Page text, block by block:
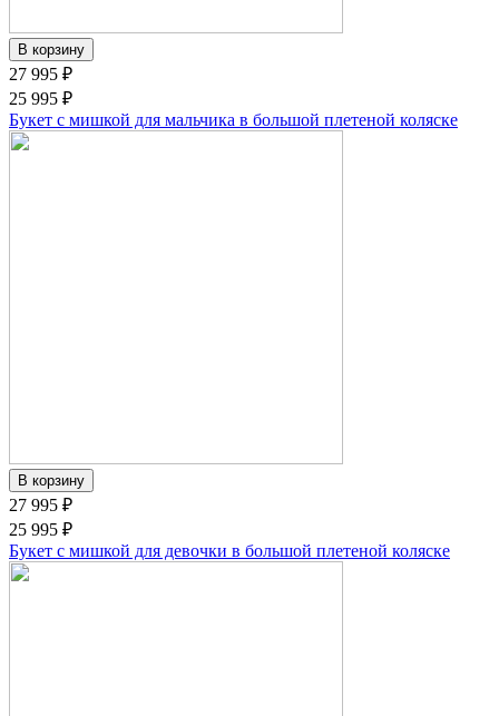
27 995 ₽
25 995 ₽
Букет с мишкой для мальчика в большой плетеной коляске
27 995 ₽
25 995 ₽
Букет с мишкой для девочки в большой плетеной коляске